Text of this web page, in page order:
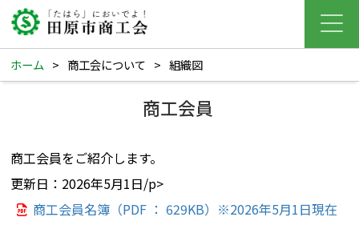
ホーム > 商工会について > 組織図
商工会員
商工会員をご紹介します。
更新日：2026年5月1日/p>
商工会員名簿（PDF ： 629KB）※2026年5月1日現在